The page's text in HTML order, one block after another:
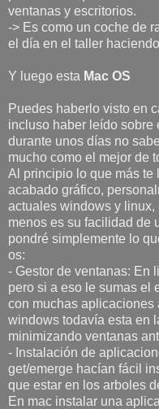
ventanas y escritorios.
-> Es como un coche de
el día en el taller
Y luego esta Mac OS
Puedes haberlo visto en
incluso haber leído sobre
durante unos días no
mucho como el mejor de
Al principio lo que más te
acabado gráfico,
actuales windows y
menos es su facilidad de
pondré simplemente lo
os:
- Gestor de ventanas: En
pero si a eso le sumas el
con muchas aplicaciones
windows todavía esta en
minimizando ventanas
- Instalación de
get/emerge hacían fácil
que estar en los arboles
En mac instalar una